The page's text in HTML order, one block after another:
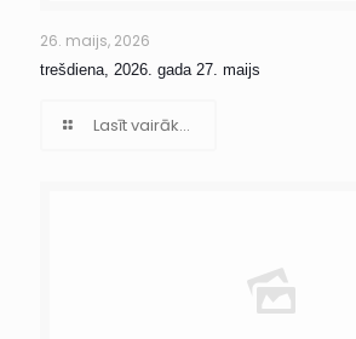
26. maijs, 2026
trešdiena, 2026. gada 27. maijs
Lasīt vairāk...